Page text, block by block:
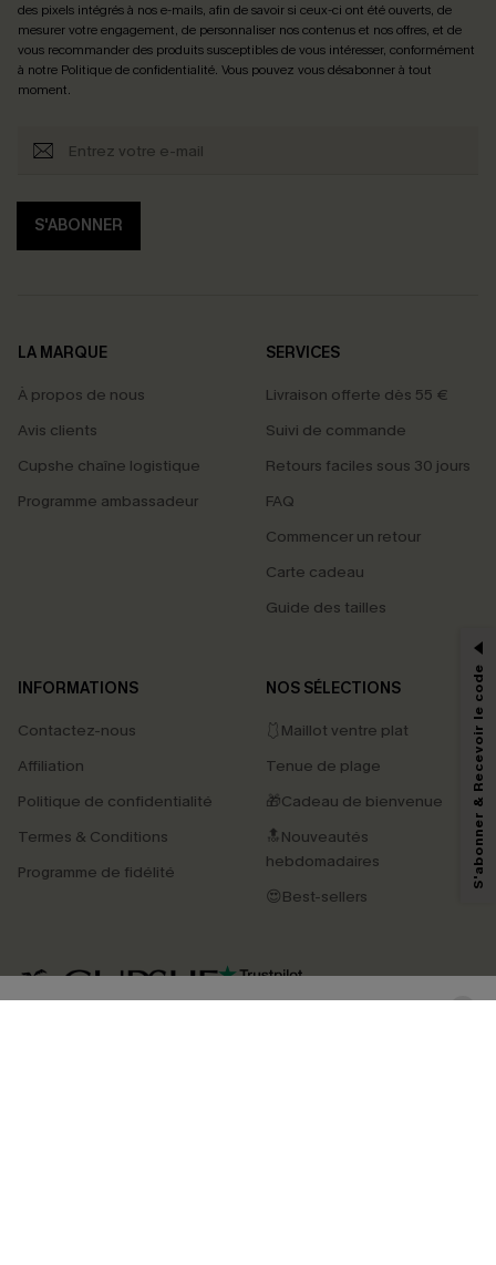
des pixels intégrés à nos e-mails, afin de savoir si ceux-ci ont été ouverts, de
mesurer votre engagement, de personnaliser nos contenus et nos offres, et de
vous recommander des produits susceptibles de vous intéresser, conformément
à notre Politique de confidentialité. Vous pouvez vous désabonner à tout
moment.
S'ABONNER
LA MARQUE
À propos de nous
Avis clients
Cupshe chaîne logistique
Programme ambassadeur
SERVICES
Livraison offerte dès 55 €
Suivi de commande
Retours faciles sous 30 jours
FAQ
Commencer un retour
Carte cadeau
Guide des tailles
INFORMATIONS
Contactez-nous
Affiliation
Politique de confidentialité
Termes & Conditions
Programme de fidélité
NOS SÉLECTIONS
🩱Maillot ventre plat
Tenue de plage
🎁Cadeau de bienvenue
🔝Nouveautés
hebdomadaires
😍Best-sellers
4.4
PROFITEZ DE -15%
marketing (y compris du contenu généré par l'IA) de Cupshe et
pouvons utiliser les données collectées sur notre site ainsi que des
savoir si ceux-ci ont été ouverts, de mesurer votre engagement, de
personnaliser nos contenus et nos offres, et de vous recommander des
produits susceptibles de vous intéresser, conformément à notre
Politique de
. Vous pouvez vous désabonner à tout moment.
S'abonner & Recevoir le code